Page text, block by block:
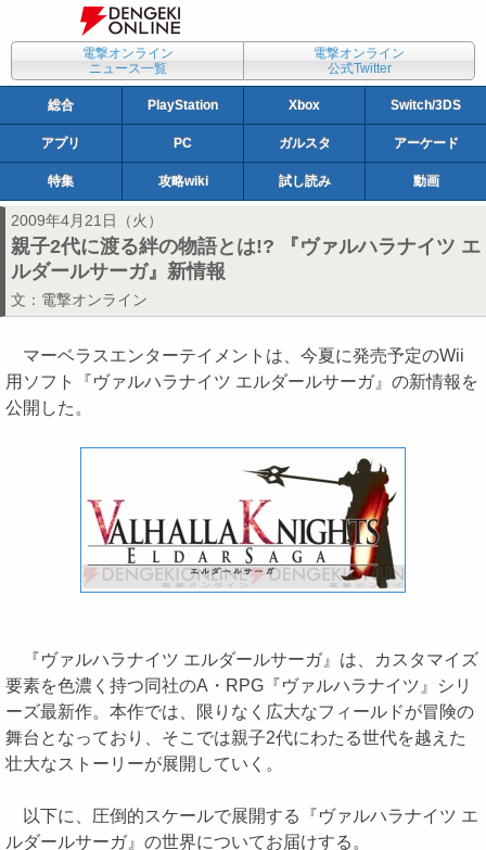
電撃オンライン
ニュース一覧
電撃オンライン
公式Twitter
総合 PlayStation Xbox Switch/3DS
アプリ PC ガルスタ アーケード
特集 攻略wiki 試し読み 動画
2009年4月21日（火）
親子2代に渡る絆の物語とは!? 『ヴァルハラナイツ エ
ルダールサーガ』新情報
文： 電撃オンライン
マーベラスエンターテイメントは、今夏に発売予定のWii
用ソフト『ヴァルハラナイツ エルダールサーガ』の新情報を
公開した。
『ヴァルハラナイツ エルダールサーガ』は、カスタマイズ
要素を色濃く持つ同社のA・RPG『ヴァルハラナイツ』シリ
ーズ最新作。本作では、限りなく広大なフィールドが冒険の
舞台となっており、そこでは親子2代にわたる世代を越えた
壮大なストーリーが展開していく。
以下に、圧倒的スケールで展開する『ヴァルハラナイツ エ
ルダールサーガ』の世界についてお届けする。